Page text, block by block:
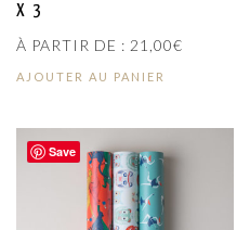
X3
À PARTIR DE : 21,00€
AJOUTER AU PANIER
Save